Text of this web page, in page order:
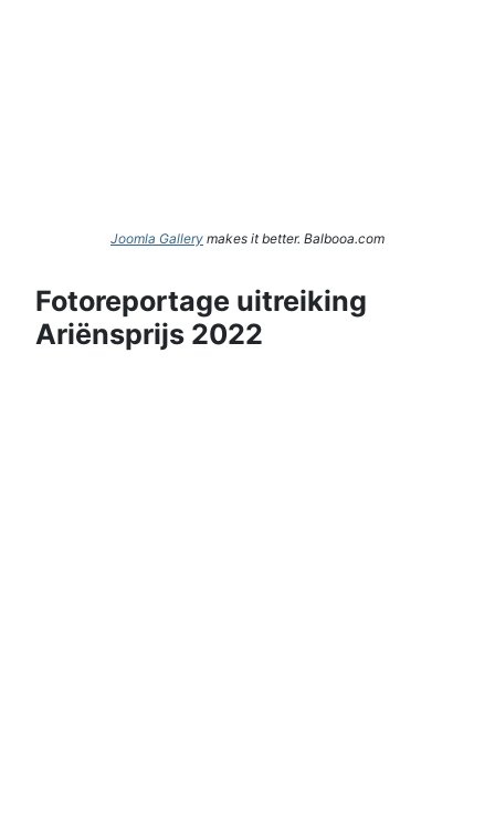
Joomla Gallery makes it better. Balbooa.com
Fotoreportage uitreiking
Ariënsprijs 2022